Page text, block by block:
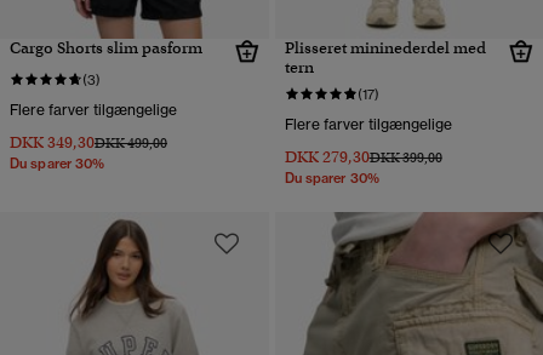
Cargo Shorts slim pasform
(3)
Flere farver tilgængelige
DKK 349,30Pris nedsat fra
DKK 499,00til
Du sparer 30%
Plisseret mininederdel med
tern
(17)
Flere farver tilgængelige
DKK 279,30Pris nedsat fra
DKK 399,00til
Du sparer 30%